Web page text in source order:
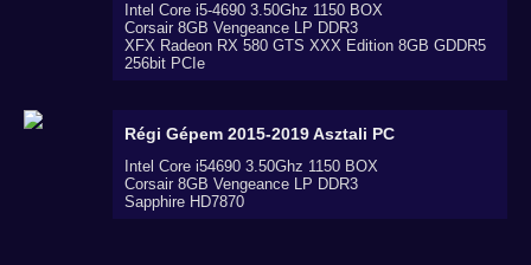
Intel Core i5-4690 3.50Ghz 1150 BOX
Corsair 8GB Vengeance LP DDR3
XFX Radeon RX 580 GTS XXX Edition 8GB GDDR5
256bit PCIe
Régi Gépem 2015-2019Asztali PC
Intel Core i54690 3.50Ghz 1150 BOX
Corsair 8GB Vengeance LP DDR3
Sapphire HD7870